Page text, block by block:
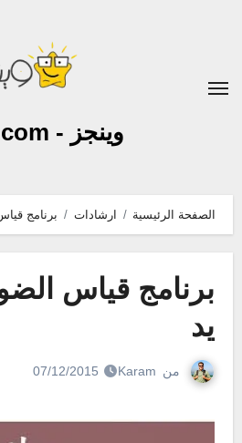
وينجز - wingiz.com
الصفحة الرئيسية ارشادات برنامج
برنامج قياس
يد
من Karam
07/12/2015